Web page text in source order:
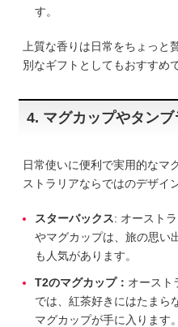
す。
上質な香りは日常をちょっ
別なギフトとしてもおすすめ
4. マグカップやタンブ
日常使いに便利で実用的なマ
ストラリアならではのデザイ
スターバックス: オースト
やマグカップは、旅の思い
も人気があります。
T2のマグカップ： オースト
では、紅茶好きにはたまら
マグカップが手に入ります